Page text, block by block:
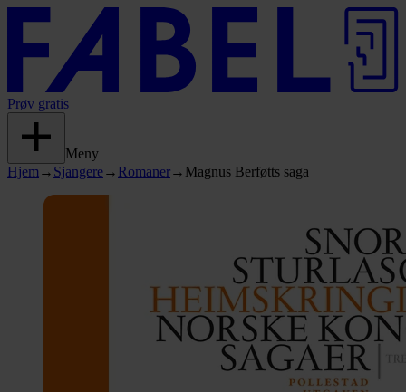
Prøv gratis
Meny
Hjem → Sjangere→ Romaner→ Magnus Berføtts saga